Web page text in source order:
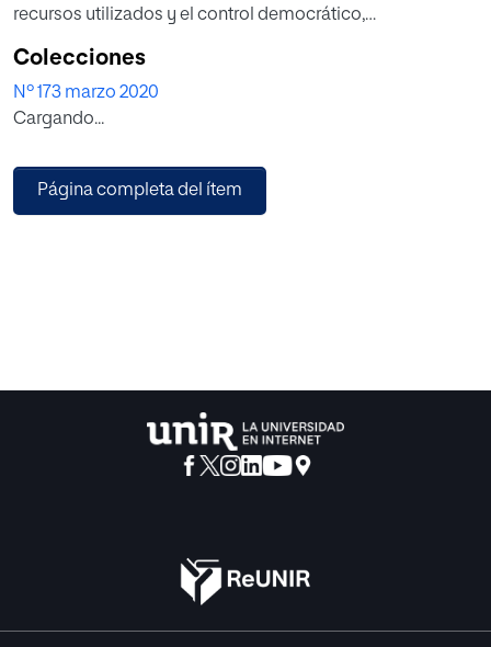
recursos utilizados y el control democrático,
experiencia en este sentido, como exministro
de Administraciones Públicas.
Colecciones
Nº 173 marzo 2020
Cargando...
Página completa del ítem